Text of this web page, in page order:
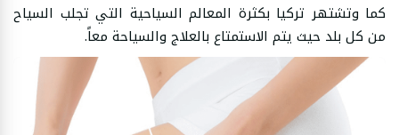
كما وتشتهر تركيا بكثرة المعالم السياحية التي تجلب السياح
من كل بلد حيث يتم الاستمتاع بالعلاج والسياحة معاً.